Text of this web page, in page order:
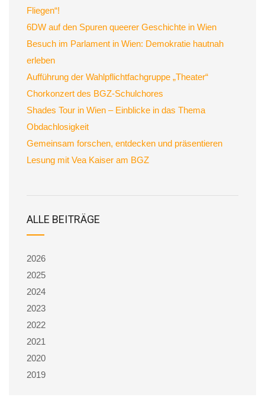
Fliegen“!
6DW auf den Spuren queerer Geschichte in Wien
Besuch im Parlament in Wien: Demokratie hautnah
erleben
Aufführung der Wahlpflichtfachgruppe „Theater“
Chorkonzert des BGZ-Schulchores
Shades Tour in Wien – Einblicke in das Thema
Obdachlosigkeit
Gemeinsam forschen, entdecken und präsentieren
Lesung mit Vea Kaiser am BGZ
ALLE BEITRÄGE
2026
2025
2024
2023
2022
2021
2020
2019